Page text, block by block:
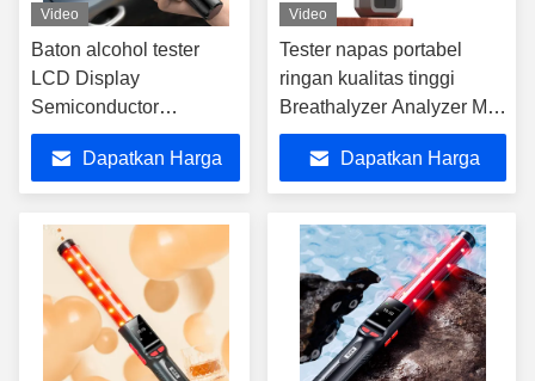
Video
Baton alcohol tester
LCD Display
Semiconductor
Breathalyzer 240g Jarak
uji 3-5cm Termasuk
baterai
Dapatkan Harga
Video
Tester napas portabel
ringan kualitas tinggi
Breathalyzer Analyzer Mr
Black 2000
Dapatkan Harga